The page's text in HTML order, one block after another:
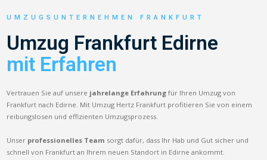
UMZUGSUNTERNEHMEN FRANKFURT
Umzug Frankfurt Edirne
mit Erfahren
Vertrauen Sie auf unsere jahrelange Erfahrung für Ihren Umzug von
Frankfurt nach Edirne. Mit Umzug Hertz Frankfurt profitieren Sie von einem
reibungslosen und effizienten Umzugsprozess.
Unser professionelles Team sorgt dafür, dass Ihr Hab und Gut sicher und
schnell von Frankfurt an Ihrem neuen Standort in Edirne ankommt.